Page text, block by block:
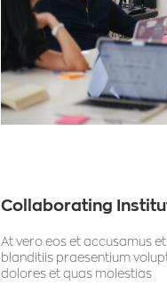
Collaborating
At vero eos et accusamus
blanditiis praesentium
dolores et quas molestias